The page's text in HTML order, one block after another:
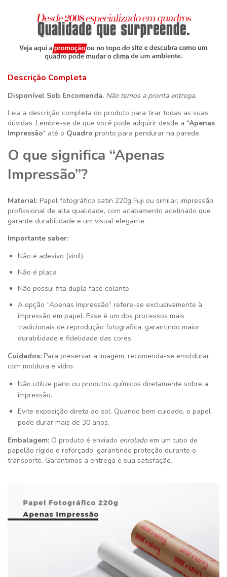
Descrição Completa
Disponível Sob Encomenda. Não temos a pronta entrega.
Leia a descrição completa do produto para tirar todas as suas
dúvidas. Lembre-se de que você pode adquirir desde a "Apenas
Impressão" até o Quadro pronto para pendurar na parede.
O que significa “Apenas
Impressão”?
Material: Papel fotográfico satin 220g Fuji ou similar, impressão
profissional de alta qualidade, com acabamento acetinado que
garante durabilidade e um visual elegante.
Importante saber:
Não é adesivo (vinil)
Não é placa
Não possui fita dupla face colante.
A opção “Apenas Impressão” refere-se exclusivamente à
impressão em papel. Esse é um dos processos mais
tradicionais de reprodução fotográfica, garantindo maior
durabilidade e fidelidade das cores.
Cuidados: Para preservar a imagem, recomenda-se emoldurar
com moldura e vidro.
Não utilize pano ou produtos químicos diretamente sobre a
impressão.
Evite exposição direta ao sol. Quando bem cuidado, o papel
pode durar mais de 30 anos.
Embalagem: O produto é enviado enrolado em um tubo de
papelão rígido e reforçado, garantindo proteção durante o
transporte. Garantimos a entrega e sua satisfação.